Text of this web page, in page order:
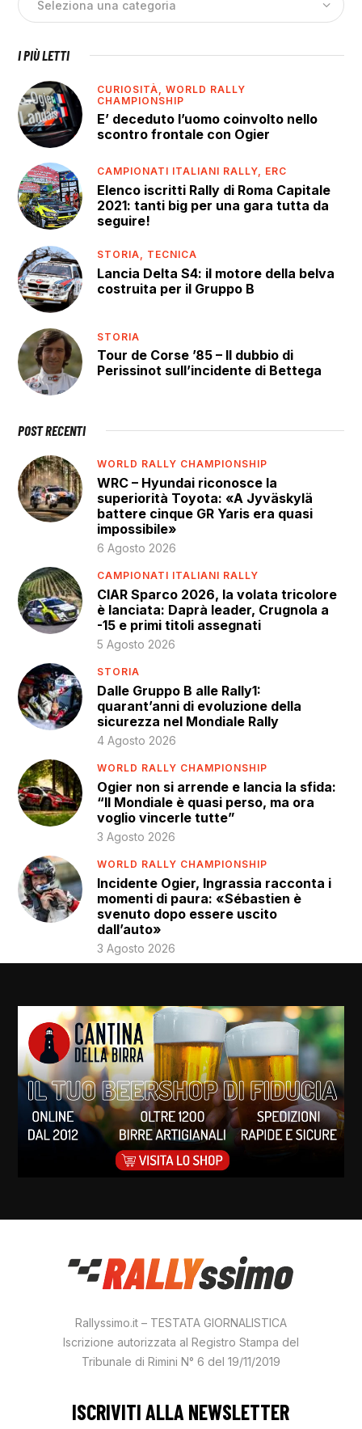
I PIÙ LETTI
CURIOSITÀ,WORLD RALLY
CHAMPIONSHIP
E’ deceduto l’uomo coinvolto nello
scontro frontale con Ogier
CAMPIONATI ITALIANI RALLY, ERC
Elenco iscritti Rally di Roma Capitale
2021: tanti big per una gara tutta da
seguire!
STORIA, TECNICA
Lancia Delta S4: il motore della belva
costruita per il Gruppo B
STORIA
Tour de Corse ’85 – Il dubbio di
Perissinot sull’incidente di Bettega
POST RECENTI
WORLD RALLY CHAMPIONSHIP
WRC – Hyundai riconosce la
superiorità Toyota: «A Jyväskylä
battere cinque GR Yaris era quasi
impossibile»
6 Agosto 2026
CAMPIONATI ITALIANI RALLY
CIAR Sparco 2026, la volata tricolore
è lanciata: Daprà leader, Crugnola a
-15 e primi titoli assegnati
5 Agosto 2026
STORIA
Dalle Gruppo B alle Rally1:
quarant’anni di evoluzione della
sicurezza nel Mondiale Rally
4 Agosto 2026
WORLD RALLY CHAMPIONSHIP
Ogier non si arrende e lancia la sfida:
“Il Mondiale è quasi perso, ma ora
voglio vincerle tutte”
3 Agosto 2026
WORLD RALLY CHAMPIONSHIP
Incidente Ogier, Ingrassia racconta i
momenti di paura: «Sébastien è
svenuto dopo essere uscito
dall’auto»
3 Agosto 2026
Rallyssimo.it – TESTATA GIORNALISTICA
Iscrizione autorizzata al Registro Stampa del
Tribunale di Rimini N° 6 del 19/11/2019
ISCRIVITI ALLA NEWSLETTER